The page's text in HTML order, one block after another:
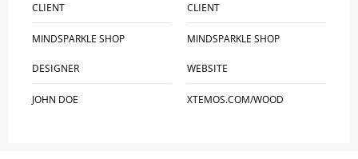
CLIENT
MINDSPARKLE SHOP
CLIENT
MINDSPARKLE SHOP
DESIGNER
JOHN DOE
WEBSITE
XTEMOS.COM/WOOD